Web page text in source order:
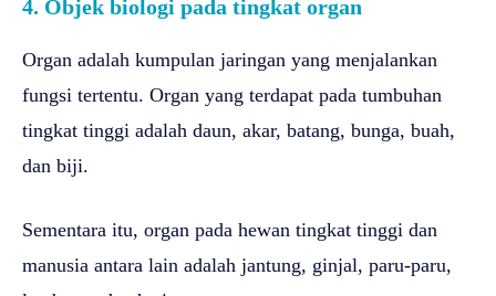
4. Objek biologi pada tingkat organ
Organ adalah kumpulan jaringan yang menjalankan
fungsi tertentu. Organ yang terdapat pada tumbuhan
tingkat tinggi adalah daun, akar, batang, bunga, buah,
dan biji.
Sementara itu, organ pada hewan tingkat tinggi dan
manusia antara lain adalah jantung, ginjal, paru-paru,